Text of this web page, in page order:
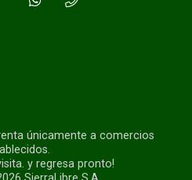
únicamente a comercios
y regresa pronto!